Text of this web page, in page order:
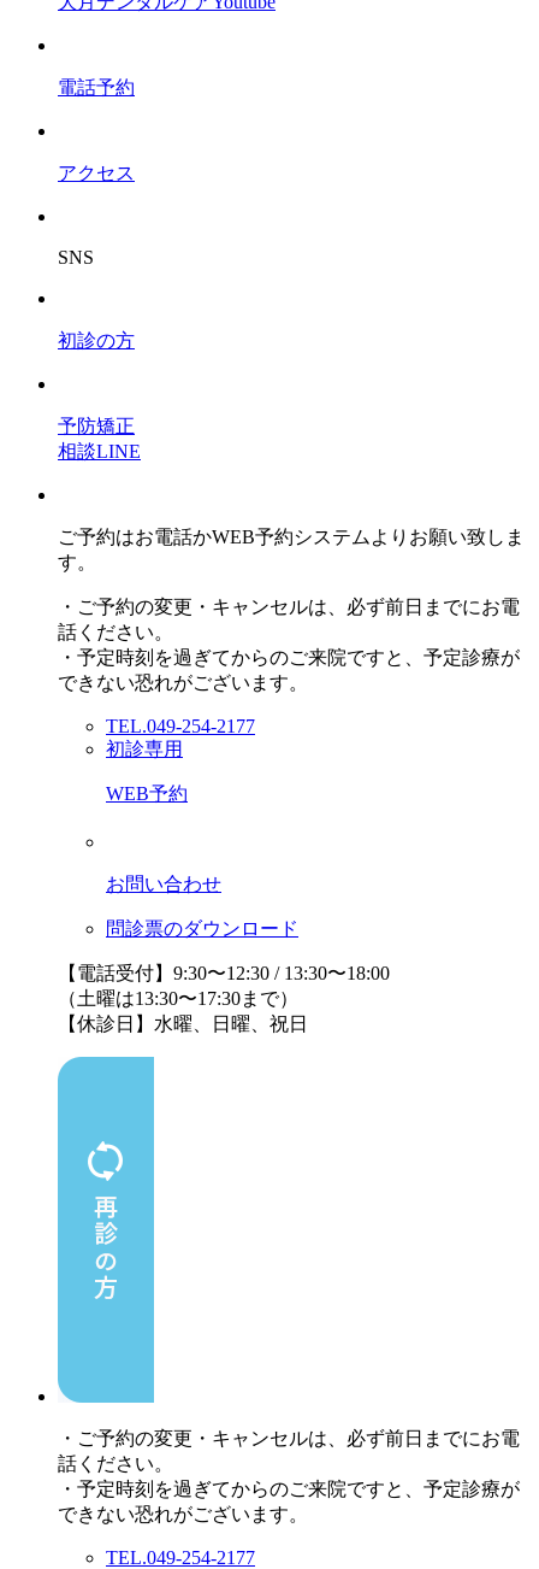
電話予約
アクセス
SNS
初診の方
予防矯正
相談LINE
ご予約はお電話かWEB予約システムよりお願い致しま
す。
・ご予約の変更・キャンセルは、必ず前日までにお電
話ください。
・予定時刻を過ぎてからのご来院ですと、予定診療が
できない恐れがございます。
TEL.049-254-2177
初診専用
WEB予約
お問い合わせ
問診票のダウンロード
【電話受付】9:30〜12:30 / 13:30〜18:00
（土曜は13:30〜17:30まで）
【休診日】水曜、日曜、祝日
・ご予約の変更・キャンセルは、必ず前日までにお電
話ください。
・予定時刻を過ぎてからのご来院ですと、予定診療が
できない恐れがございます。
TEL.049-254-2177